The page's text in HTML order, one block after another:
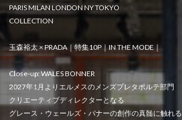
PARIS MILAN LONDON NY TOKYO
COLLECTION
玉森裕太 × PRADA｜特集10P｜IN THE MODE｜
Close-up: WALES BONNER
2027年1月よりエルメスのメンズプレタポルテ部門
クリエーティブディレクターとなる
グレース・ウェールズ・バナーの創作の真髄に触れる